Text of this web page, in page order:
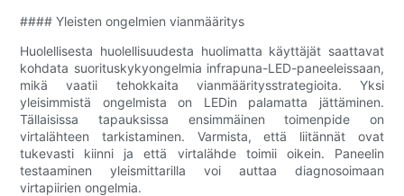
#### Yleisten ongelmien vianmääritys
Huolellisesta huolellisuudesta huolimatta käyttäjät saattavat
kohdata suorituskykyongelmia infrapuna-LED-paneeleissaan,
mikä vaatii tehokkaita vianmääritysstrategioita. Yksi
yleisimmistä ongelmista on LEDin palamatta jättäminen.
Tällaisissa tapauksissa ensimmäinen toimenpide on
virtalähteen tarkistaminen. Varmista, että liitännät ovat
tukevasti kiinni ja että virtalähde toimii oikein. Paneelin
testaaminen yleismittarilla voi auttaa diagnosoimaan
virtapiirien ongelmia.